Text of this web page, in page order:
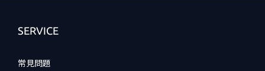
SERVICE
常見問題